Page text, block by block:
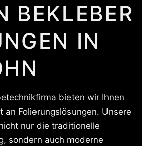
BEKLEBER
IN
bieten wir Ihnen
an Folierungslösungen. Unsere
nur die traditionelle
sondern auch moderne